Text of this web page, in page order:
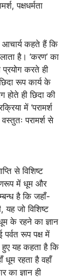
पक्षधर्मता
आचार्य कहते हैं कि
है। ‘करण’ का
करते ही
रूप कार्य के
ही छिदा की
में ‘परामर्श
परामर्श से
से विशिष्ट
में धूम और
है कि जहाँ-
यह जो विशिष्ट
के रहने का ज्ञान
पर्वत रूप पक्ष में
हुए यह कहता है कि
धूम रहता है वहाँ
का ज्ञान ही